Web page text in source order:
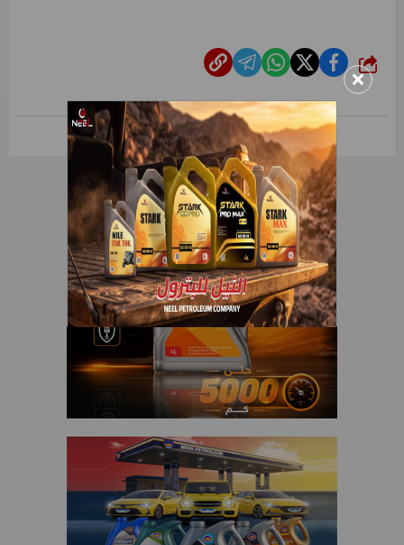
شارك
×